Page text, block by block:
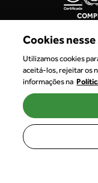
TRADAL BRAZIL
Cookies
Utilizamos cookies
aceitá-los, rejeitar os
informações na